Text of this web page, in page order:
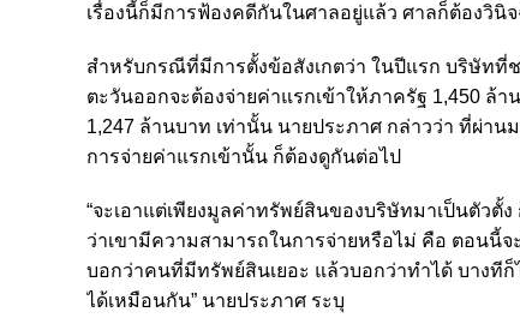
เรื่องนี้ก็มีการฟ้องคดีกันในศาลอยู่แล้ว ศาลก็ต้องวินิ
สำหรับกรณีที่มีการตั้งข้อสังเกตว่า ในปีแรก บริษัทที่
ตะวันออกจะต้องจ่ายค่าแรกเข้าให้ภาครัฐ 1,450
1,247 ล้านบาท เท่านั้น นายประภาศ กล่าวว่า ที่ผ่า
การจ่ายค่าแรกเข้านั้น ก็ต้องดูกันต่อไป
“จะเอาแต่เพียงมูลค่าทรัพย์สินของบริษัทมาเป็นตัวตั้
ว่าเขามีความสามารถในการจ่ายหรือไม่ คือ ตอนนี้จ
บอกว่าคนที่มีทรัพย์สินเยอะ แล้วบอกว่าทำได้ บางที
ได้เหมือนกัน” นายประภาศ ระบุ